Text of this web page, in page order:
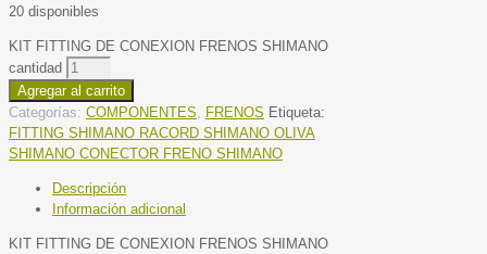
20 disponibles
KIT FITTING DE CONEXION FRENOS SHIMANO
cantidad
Agregar al carrito
Categorías: COMPONENTES, FRENOS Etiqueta:
FITTING SHIMANO RACORD SHIMANO OLIVA
SHIMANO CONECTOR FRENO SHIMANO
Descripción
Información adicional
KIT FITTING DE CONEXION FRENOS SHIMANO